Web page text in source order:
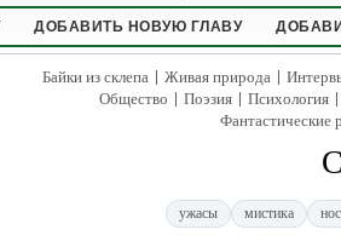
ДОБАВИТЬ НОВУЮ ГЛАВУ
Байки из склепа | Живая природа |
Общество | Поэзия | Психология |
Фантастические
ужасы мистика